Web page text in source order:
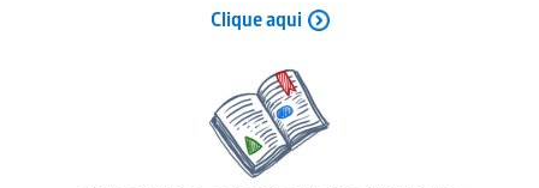
Clique aqui